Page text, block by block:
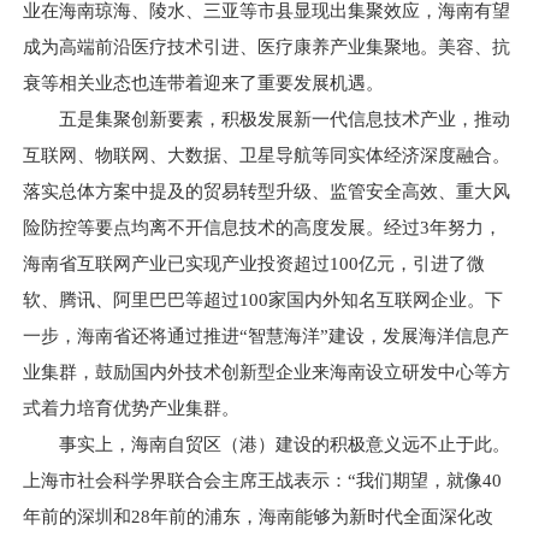
业在海南琼海、陵水、三亚等市县显现出集聚效应，海南有望
成为高端前沿医疗技术引进、医疗康养产业集聚地。美容、抗
衰等相关业态也连带着迎来了重要发展机遇。
五是集聚创新要素，积极发展新一代信息技术产业，推动
互联网、物联网、大数据、卫星导航等同实体经济深度融合。
落实总体方案中提及的贸易转型升级、监管安全高效、重大风
险防控等要点均离不开信息技术的高度发展。经过3年努力，
海南省互联网产业已实现产业投资超过100亿元，引进了微
软、腾讯、阿里巴巴等超过100家国内外知名互联网企业。下
一步，海南省还将通过推进“智慧海洋”建设，发展海洋信息产
业集群，鼓励国内外技术创新型企业来海南设立研发中心等方
式着力培育优势产业集群。
事实上，海南自贸区（港）建设的积极意义远不止于此。
上海市社会科学界联合会主席王战表示：“我们期望，就像40
年前的深圳和28年前的浦东，海南能够为新时代全面深化改